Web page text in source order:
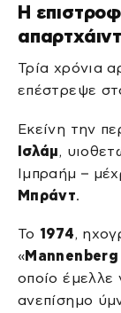
Η
απαρτχάιντ
Τρία χρόνια
επέστρεψε
Εκείνη την
Ισλάμ,
Ιμπραήμ –
Μπράντ.
Το1974,
«
οποίο έμελλε
ανεπίσημο